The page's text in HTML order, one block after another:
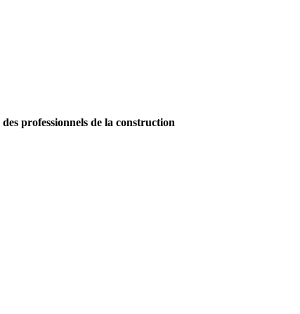
des professionnels de la construction